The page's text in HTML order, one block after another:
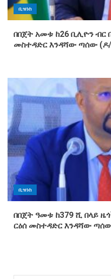
ቢዝነስ
በበጀት አመቱ ከ26 ቢሊዮን ብር
መስተዳድር እንዳሻው ጣሰው
ቢዝነስ
በበጀት ዓመቱ ከ379 ሺ በላይ
ርዕሰ መስተዳድር እንዳሻው